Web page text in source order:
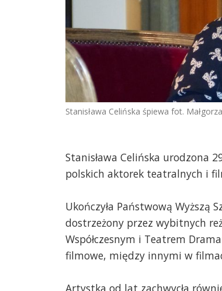
Stanisława Celińska śpiewa fot.
Stanisława Celińska urodzona
polskich aktorek teatralnych i
Ukończyła Państwową Wyższą
dostrzeżony przez wybitnych
Współczesnym i Teatrem
filmowe, między innymi w
Artystka od lat zachwycła